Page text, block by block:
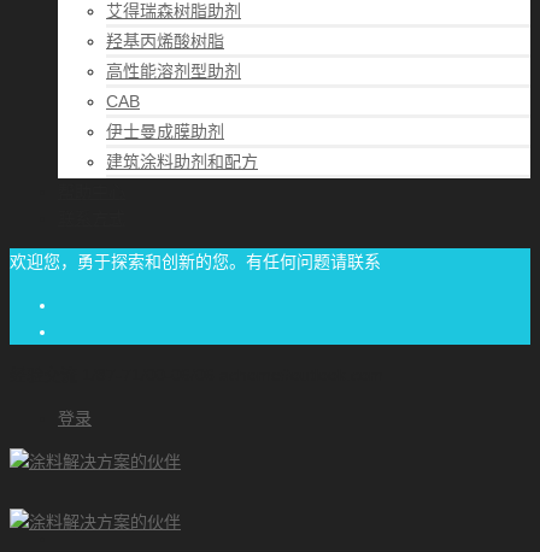
艾得瑞森树脂助剂
羟基丙烯酸树脂
高性能溶剂型助剂
CAB
伊士曼成膜助剂
建筑涂料助剂和配方
欢迎您，勇于探索和创新的您。有任何问题请联系
登录